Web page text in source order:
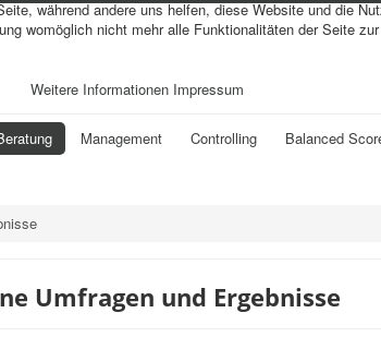
Management Controlling Balanced
Umfragen und Ergebnisse
während andere uns helfen, diese Website und die
womöglich nicht mehr alle Funktionalitäten der Seite
Weitere Informationen Impressum